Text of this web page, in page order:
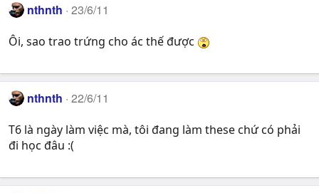
nthnth 23/6/11
Ôi, sao trao trứng cho ác thế được
nthnth 22/6/11
T6 là ngày làm việc mà, tôi đang làm these chứ có phải
đi học đâu :(